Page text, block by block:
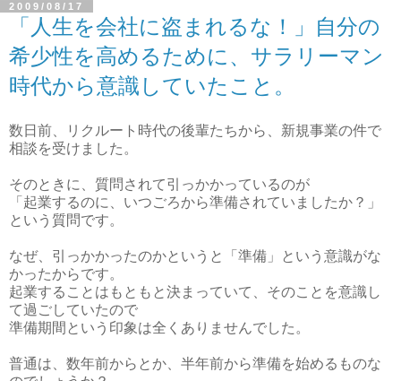
2009/08/17
「人生を会社に盗まれるな！」自分の
希少性を高めるために、サラリーマン
時代から意識していたこと。
数日前、リクルート時代の後輩たちから、新規事業の件で
相談を受けました。
そのときに、質問されて引っかかっているのが
「起業するのに、いつごろから準備されていましたか？」
という質問です。
なぜ、引っかかったのかというと「準備」という意識がな
かったからです。
起業することはもともと決まっていて、そのことを意識し
て過ごしていたので
準備期間という印象は全くありませんでした。
普通は、数年前からとか、半年前から準備を始めるものな